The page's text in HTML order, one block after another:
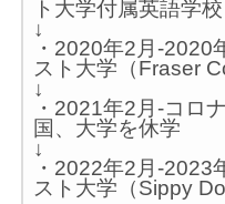
ト大学付属英語
↓
・2020年2月-2020
スト大学（Fraser
↓
・2021年2月-コロ
国、大学を休学
↓
・2022年2月-2023
スト大学（Sippy